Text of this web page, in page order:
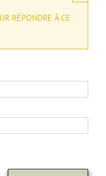
RÉPONDRE À CE